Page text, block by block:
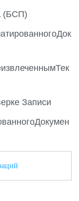
(БСП)
Записи